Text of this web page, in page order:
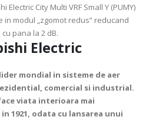
City Multi VRF Small Y (PUMY)
modul „zgomot redus” reducand
pana la 2 dB.
Electric
mondial in sisteme de aer
comercial si industrial.
viata interioara mai
1921, odata cu lansarea unui